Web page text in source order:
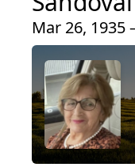
Mar 26, 1935